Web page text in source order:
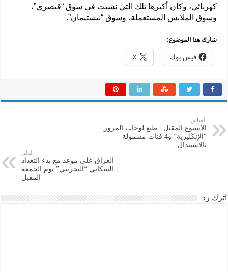
كهربائي، وكان أكبرها تلك التي نشبت في سوق “قيصري”،
وسوق الملابس المستعملة، وسوق “نيشتيمان”.
شارك هذا الموضوع:
فيس بوك X
السابق
الأسبوع المقبل.. طبع لوحات المرور
“الإنكَليزية” و4 فئات مشمولة
بالاستبدال
التالي
العراق على موعد مع بدء التعداد
السكاني “التجريبي” يوم الجمعة
المقبل
اترك رد